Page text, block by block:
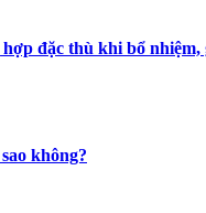
đặc thù khi bổ nhiệm,
không?